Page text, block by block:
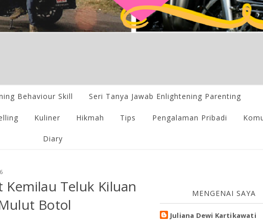
Behaviour Skill Seri Tanya Jawab Enlightening Parenting
Kuliner Hikmah Tips Pengalaman Pribadi
Diary
Teluk Kiluan
Botol
MENGENAI SAYA
Juliana Dewi Kartikawati